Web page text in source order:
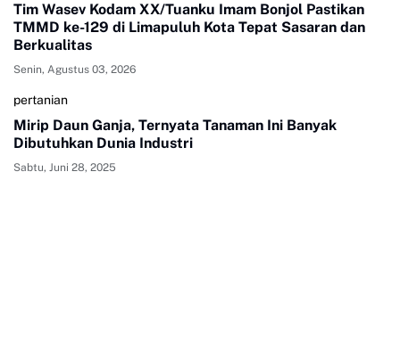
Tim Wasev Kodam XX/Tuanku Imam Bonjol Pastikan
TMMD ke-129 di Limapuluh Kota Tepat Sasaran dan
Berkualitas
Senin, Agustus 03, 2026
pertanian
Mirip Daun Ganja, Ternyata Tanaman Ini Banyak
Dibutuhkan Dunia Industri
Sabtu, Juni 28, 2025